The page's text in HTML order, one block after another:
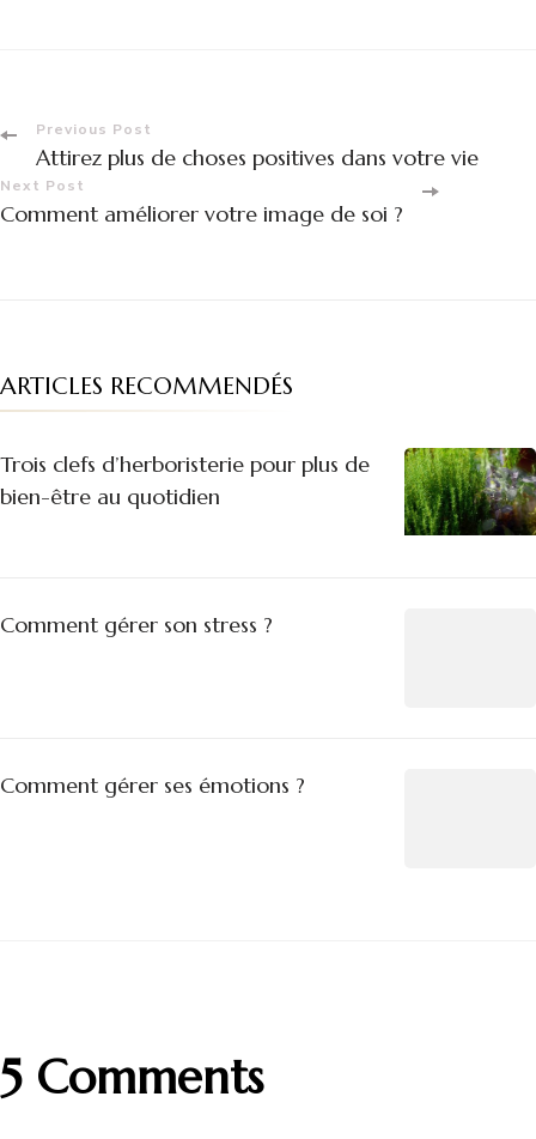
Post
Navigation
Previous Post
Attirez plus de choses positives dans votre vie
Next Post
Comment améliorer votre image de soi ?
ARTICLES RECOMMENDÉS
Trois clefs d’herboristerie pour plus de
bien-être au quotidien
Comment gérer son stress ?
Comment gérer ses émotions ?
5 Comments